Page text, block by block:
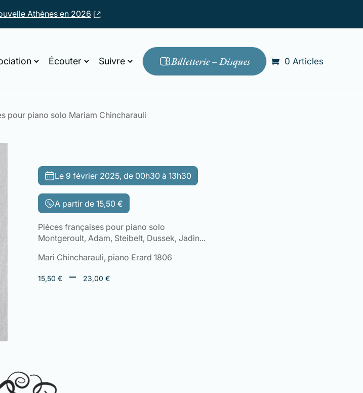
Athènes en 2026
Écouter Suivre Billetterie – Disques 0 Articles
pour piano solo Mariam Chincharauli
Le 9 février 2025, de 00h30 à 13h30
A partir de 15,50 €
Pièces françaises pour piano solo
Montgeroult, Adam, Steibelt, Dussek, Jadin...
Mari Chincharauli, piano Erard 1806
15,50 € – 23,00 €Plage